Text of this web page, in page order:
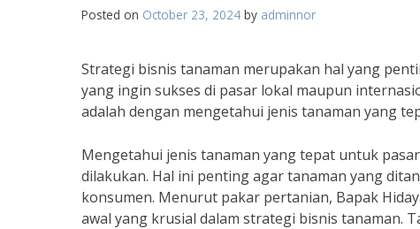
Posted on October 23, 2024 by adminnor
Strategi bisnis tanaman merupakan hal yang
yang ingin sukses di pasar lokal maupun
adalah dengan mengetahui jenis tanaman yang
Mengetahui jenis tanaman yang tepat untuk
dilakukan. Hal ini penting agar tanaman yang
konsumen. Menurut pakar pertanian, Bapak
awal yang krusial dalam strategi bisnis tanaman.